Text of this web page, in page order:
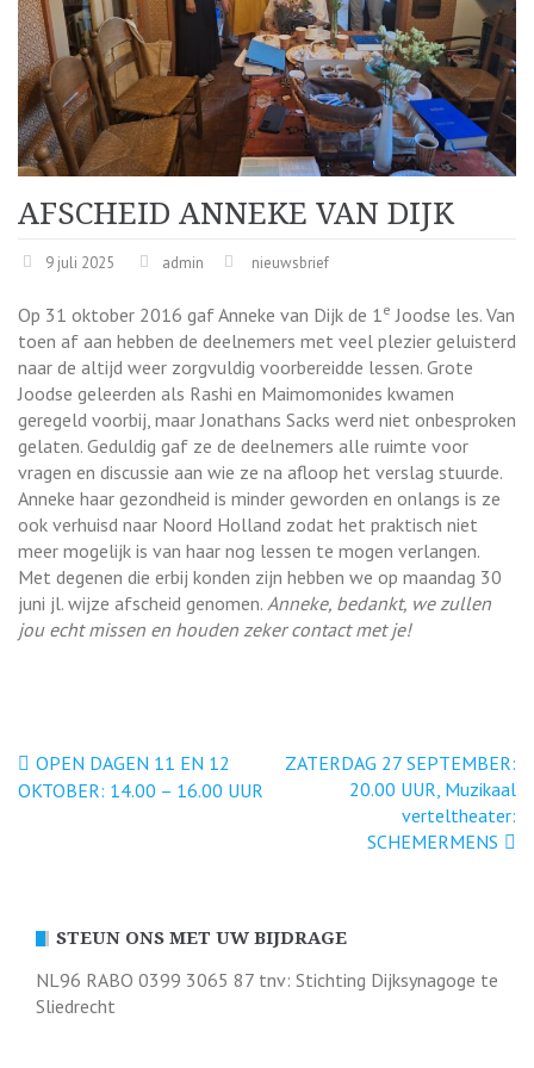
AFSCHEID ANNEKE VAN DIJK
9 juli 2025 admin nieuwsbrief
Op 31 oktober 2016 gaf Anneke van Dijk de 1 e Joodse les. Van
toen af aan hebben de deelnemers met veel plezier geluisterd
naar de altijd weer zorgvuldig voorbereidde lessen. Grote
Joodse geleerden als Rashi en Maimomonides kwamen
geregeld voorbij, maar Jonathans Sacks werd niet onbesproken
gelaten. Geduldig gaf ze de deelnemers alle ruimte voor
vragen en discussie aan wie ze na afloop het verslag stuurde.
Anneke haar gezondheid is minder geworden en onlangs is ze
ook verhuisd naar Noord Holland zodat het praktisch niet
meer mogelijk is van haar nog lessen te mogen verlangen.
Met degenen die erbij konden zijn hebben we op maandag 30
juni jl. wijze afscheid genomen. Anneke, bedankt, we zullen
jou echt missen en houden zeker contact met je!
Bericht
OPEN DAGEN 11 EN 12
OKTOBER: 14.00 – 16.00 UUR
ZATERDAG 27 SEPTEMBER:
20.00 UUR, Muzikaal
verteltheater:
SCHEMERMENS
STEUN ONS MET UW BIJDRAGE
NL96 RABO 0399 3065 87 tnv: Stichting Dijksynagoge te
Sliedrecht